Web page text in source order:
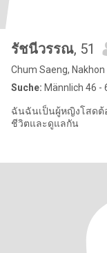
รัชนีวรรณ, 51
Chum Saeng,
Suche: Männlich 46 -
ฉันฉันเป็นผู้หญิงโสดต้
ชีวิตและดูแลกัน